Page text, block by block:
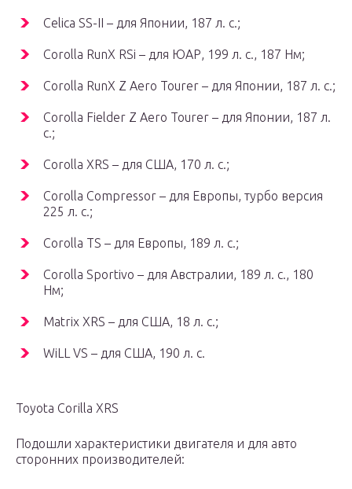
Celica SS-II – для Японии, 187 л. с.;
Corolla RunX RSi – для ЮАР, 199 л. с., 187 Нм;
Corolla RunX Z Aero Tourer – для Японии, 187 л. с.;
Corolla Fielder Z Aero Tourer – для Японии, 187 л.
с.;
Corolla XRS – для США, 170 л. с.;
Corolla Compressor – для Европы, турбо версия
225 л. с.;
Corolla TS – для Европы, 189 л. с.;
Corolla Sportivo – для Австралии, 189 л. с., 180
Нм;
Matrix XRS – для США, 18 л. с.;
WiLL VS – для США, 190 л. с.
Toyota Corilla XRS
Подошли характеристики двигателя и для авто
сторонних производителей: